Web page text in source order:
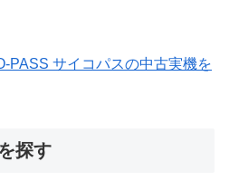
PASS サイコパスの中古実機を
探す